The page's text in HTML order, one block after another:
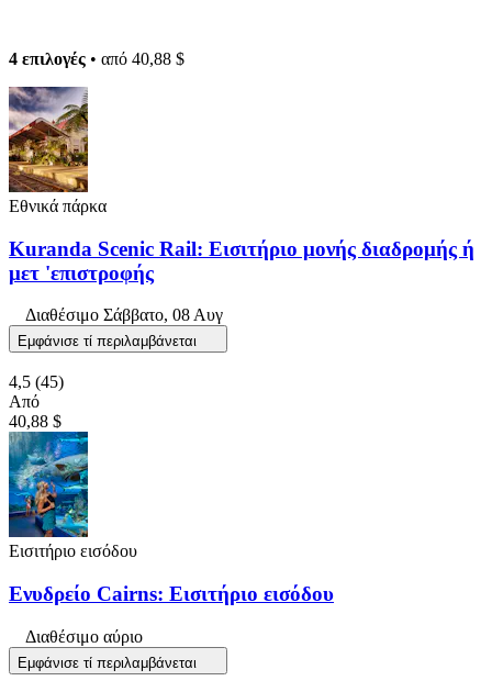
4 επιλογές • από 40,88 $
Εθνικά πάρκα
Kuranda Scenic Rail: Εισιτήριο μονής διαδρομής ή
μετ 'επιστροφής
Διαθέσιμο Σάββατο, 08 Αυγ
Εμφάνισε τί περιλαμβάνεται
4,5 (45)
Από
40,88 $
Εισιτήριο εισόδου
Ενυδρείο Cairns: Εισιτήριο εισόδου
Διαθέσιμο αύριο
Εμφάνισε τί περιλαμβάνεται